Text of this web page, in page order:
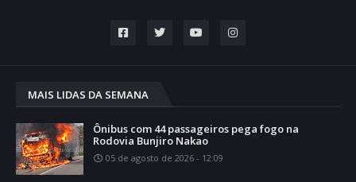
MAIS LIDAS DA SEMANA
Ônibus com 44 passageiros pega fogo na
Rodovia Bunjiro Nakao
05 de agosto de 2026 - 12:09